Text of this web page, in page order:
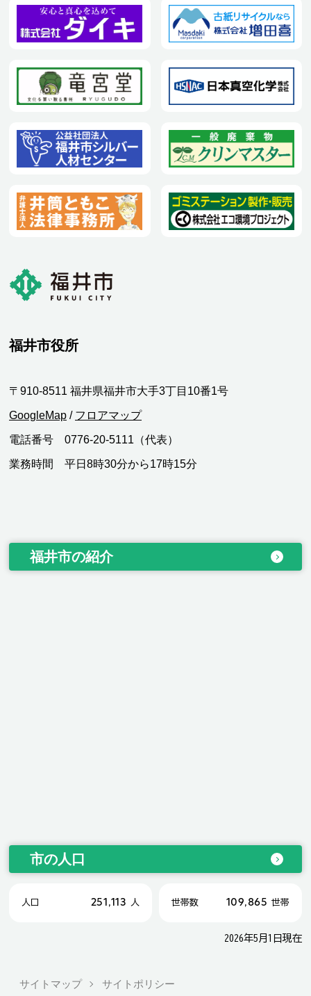
福井市役所
〒910-8511 福井県福井市大手3丁目10番1号
GoogleMap / フロアマップ
電話番号 0776-20-5111（代表）
業務時間 平日8時30分から17時15分
福井市の紹介
市の人口
人口 251,113 人 世帯数 109,865 世帯
2026年5月1日現在
サイトマップ サイトポリシー